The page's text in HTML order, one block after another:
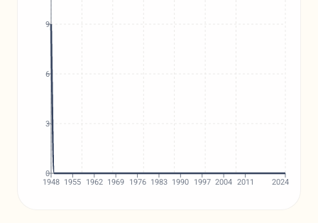
1948 1955 1962 1969 1976 1983 1990 1997 2004 2011 2024
0
3
6
9